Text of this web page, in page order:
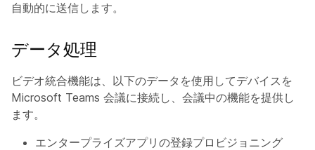
自動的に送信します。
データ処理
ビデオ統合機能は、以下のデータを使用してデバイスを
Microsoft Teams 会議に接続し、会議中の機能を提供し
ます。
エンタープライズアプリの登録プロビジョニング